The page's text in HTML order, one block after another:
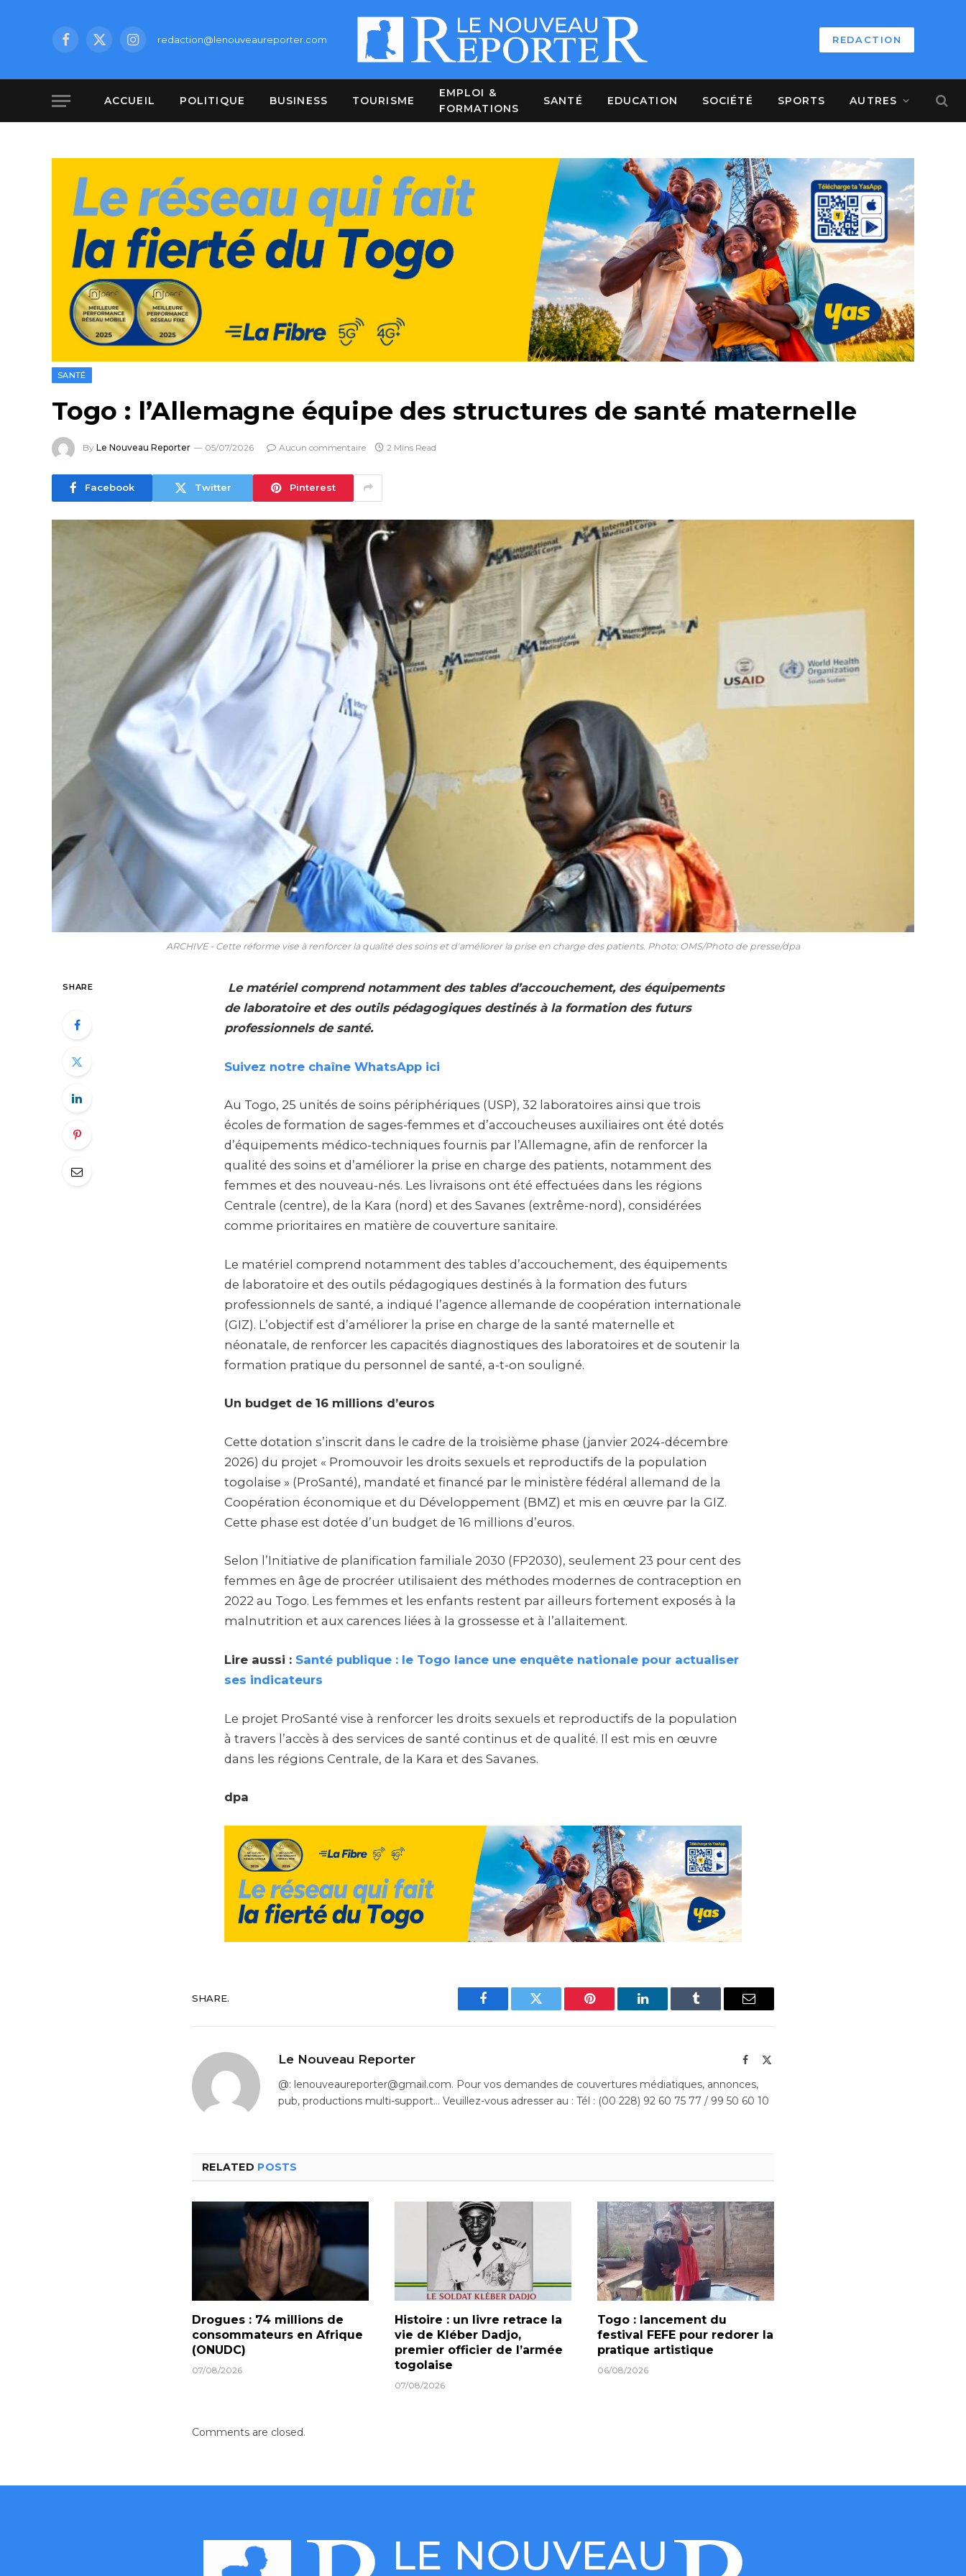
Facebook
X
Instagramredaction@lenouveaureporter.com REDACTION
ACCUEIL POLITIQUE BUSINESS TOURISME
EMPLOI &
FORMATIONS
SANTÉ EDUCATION SOCIÉTÉ SPORTS AUTRES
SANTÉ
Togo : l’Allemagne équipe des structures de santé maternelle
By Le Nouveau Reporter 05/07/2026 Aucun commentaire 2 Mins Read
Facebook Twitter Pinterest
ARCHIVE - Cette réforme vise à renforcer la qualité des soins et d'améliorer la prise en charge des patients. Photo: OMS/Photo de presse/dpa
SHARE
Le matériel comprend notamment des tables d’accouchement, des équipements
de laboratoire et des outils pédagogiques destinés à la formation des futurs
professionnels de santé.
Suivez notre chaîne WhatsApp ici
Au Togo, 25 unités de soins périphériques (USP), 32 laboratoires ainsi que trois
écoles de formation de sages-femmes et d’accoucheuses auxiliaires ont été dotés
d’équipements médico-techniques fournis par l’Allemagne, afin de renforcer la
qualité des soins et d’améliorer la prise en charge des patients, notamment des
femmes et des nouveau-nés. Les livraisons ont été effectuées dans les régions
Centrale (centre), de la Kara (nord) et des Savanes (extrême-nord), considérées
comme prioritaires en matière de couverture sanitaire.
Le matériel comprend notamment des tables d’accouchement, des équipements
de laboratoire et des outils pédagogiques destinés à la formation des futurs
professionnels de santé, a indiqué l’agence allemande de coopération internationale
(GIZ). L’objectif est d’améliorer la prise en charge de la santé maternelle et
néonatale, de renforcer les capacités diagnostiques des laboratoires et de soutenir la
formation pratique du personnel de santé, a-t-on souligné.
Un budget de 16 millions d’euros
Cette dotation s’inscrit dans le cadre de la troisième phase (janvier 2024-décembre
2026) du projet « Promouvoir les droits sexuels et reproductifs de la population
togolaise » (ProSanté), mandaté et financé par le ministère fédéral allemand de la
Coopération économique et du Développement (BMZ) et mis en œuvre par la GIZ.
Cette phase est dotée d’un budget de 16 millions d’euros.
Selon l’Initiative de planification familiale 2030 (FP2030), seulement 23 pour cent des
femmes en âge de procréer utilisaient des méthodes modernes de contraception en
2022 au Togo. Les femmes et les enfants restent par ailleurs fortement exposés à la
malnutrition et aux carences liées à la grossesse et à l’allaitement.
Lire aussi : Santé publique : le Togo lance une enquête nationale pour actualiser
ses indicateurs
Le projet ProSanté vise à renforcer les droits sexuels et reproductifs de la population
à travers l’accès à des services de santé continus et de qualité. Il est mis en œuvre
dans les régions Centrale, de la Kara et des Savanes.
dpa
SHARE.
Facebook Twitter Pinterest LinkedIn Tumblr Email
Le Nouveau Reporter Facebook
@: lenouveaureporter@gmail.com. Pour vos demandes de couvertures médiatiques, annonces,
pub, productions multi-support… Veuillez-vous adresser au : Tél : (00 228) 92 60 75 77 / 99 50 60 10
RELATED POSTS
Drogues : 74 millions de
consommateurs en Afrique
(ONUDC)
07/08/2026
Histoire : un livre retrace la
vie de Kléber Dadjo,
premier officier de l’armée
togolaise
07/08/2026
Togo : lancement du
festival FEFE pour redorer la
pratique artistique
06/08/2026
Comments are closed.